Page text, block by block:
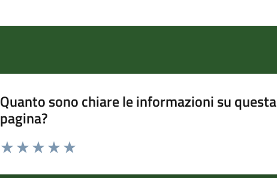
Quanto sono chiare le informazioni su questa
pagina?
Valuta da 1 a 5 stelle la pagina